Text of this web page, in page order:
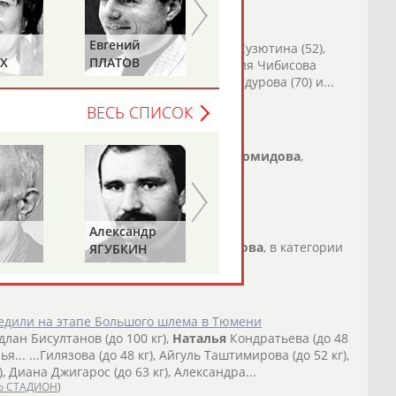
по дзюдо на ЧМ в Баку
(48), Сабина Гилязова (48),
Кузютина (52),
...Таисия Киреева (70), Ксения Чибисова
(57), Диана Джигарос (57), Камила Бадурова (70) и...
Галия Сагитова,Наталья Голомидова,
и...
СТАДИОН
Гран-при по дзюдо в Загребе
третьей –Наталья Голомидова, в категории
на этапе Большого шлема в Тюмени
Бисултанов (до 100 кг), Наталья Кондратьева (до 48
...Гилязова (до 48 кг), Айгуль Таштимирова (до 52 кг),
Диана Джигарос (до 63 кг), Александра...
СТАДИОН)
Евгений
ПЛАТОВ
Алексей
КОТОВ
ВЕСЬ СПИСОК
Александр
ЯГУБКИН
ТУРЕЦКИЙ